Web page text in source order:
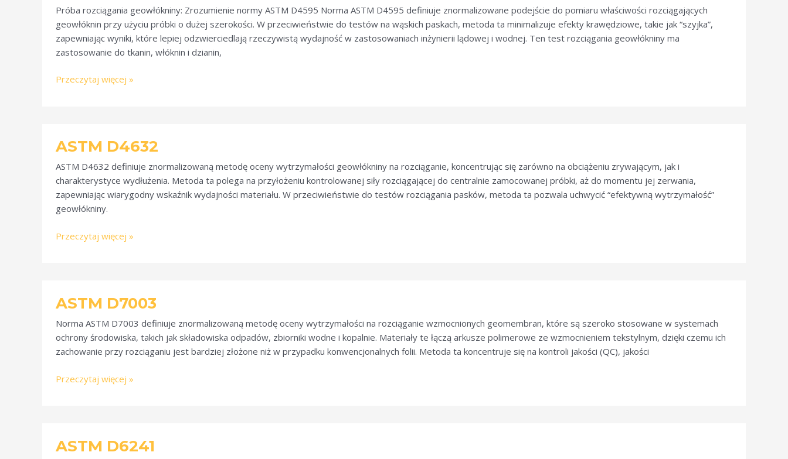
Próba rozciągania geowłókniny: Zrozumienie normy ASTM D4595 Norma ASTM D4595 definiuje znormalizowane podejście do pomiaru właściwości rozciągających
geowłóknin przy użyciu próbki o dużej szerokości. W przeciwieństwie do testów na wąskich paskach, metoda ta minimalizuje efekty krawędziowe, takie jak “szyjka”,
zapewniając wyniki, które lepiej odzwierciedlają rzeczywistą wydajność w zastosowaniach inżynierii lądowej i wodnej. Ten test rozciągania geowłókniny ma
zastosowanie do tkanin, włóknin i dzianin,
Przeczytaj więcej »
ASTM D4632
ASTM D4632 definiuje znormalizowaną metodę oceny wytrzymałości geowłókniny na rozciąganie, koncentrując się zarówno na obciążeniu zrywającym, jak i
charakterystyce wydłużenia. Metoda ta polega na przyłożeniu kontrolowanej siły rozciągającej do centralnie zamocowanej próbki, aż do momentu jej zerwania,
zapewniając wiarygodny wskaźnik wydajności materiału. W przeciwieństwie do testów rozciągania pasków, metoda ta pozwala uchwycić “efektywną wytrzymałość”
geowłókniny.
D4632
Przeczytaj więcej »
ASTM D7003
Norma ASTM D7003 definiuje znormalizowaną metodę oceny wytrzymałości na rozciąganie wzmocnionych geomembran, które są szeroko stosowane w systemach
ochrony środowiska, takich jak składowiska odpadów, zbiorniki wodne i kopalnie. Materiały te łączą arkusze polimerowe ze wzmocnieniem tekstylnym, dzięki czemu ich
zachowanie przy rozciąganiu jest bardziej złożone niż w przypadku konwencjonalnych folii. Metoda ta koncentruje się na kontroli jakości (QC), jakości
D7003
Przeczytaj więcej »
ASTM D6241
D6241